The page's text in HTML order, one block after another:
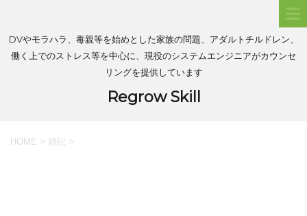
DVやモラハラ、毒親等を始めとした家族の問題、アダルトチルドレン、
働く上でのストレス等を中心に、現役のシステムエンジニアがカウンセ
リングを提供しています
Regrow Skill
HOME > 雑記 >